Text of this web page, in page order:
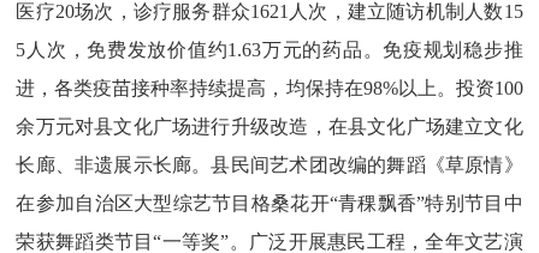
医疗20场次，诊疗服务群众1621人次，建立随访机制人数15
5人次，免费发放价值约1.63万元的药品。免疫规划稳步推
进，各类疫苗接种率持续提高，均保持在98%以上。投资100
余万元对县文化广场进行升级改造，在县文化广场建立文化
长廊、非遗展示长廊。县民间艺术团改编的舞蹈《草原情》
在参加自治区大型综艺节目格桑花开“青稞飘香”特别节目 中
荣获舞蹈类节目“一等奖”。广泛开展惠民工程，全年文艺演